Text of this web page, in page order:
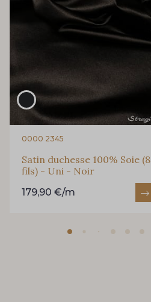
0000 2345
Satin duchesse 100% Soie (8
fils) - Uni - Noir
179,90 €/m